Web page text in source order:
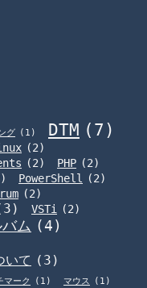
グ (1) DTM (7)
(2)
(2) PHP (2)
PowerShell
(2)
(2)
VSTi
(2)
ム (4)
いて (3)
マーク (1) マウス
(1)